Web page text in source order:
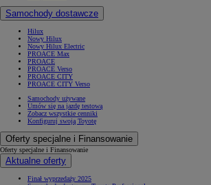
Samochody dostawcze
Hilux
Nowy Hilux
Nowy Hilux Electric
PROACE Max
PROACE
PROACE Verso
PROACE CITY
PROACE CITY Verso
Samochody używane
Umów się na jazdę testową
Zobacz wszystkie cenniki
Konfiguruj swoją Toyotę
Oferty specjalne i Finansowanie
Oferty specjalne i Finansowanie
Aktualne oferty
Finał wyprzedaży 2025